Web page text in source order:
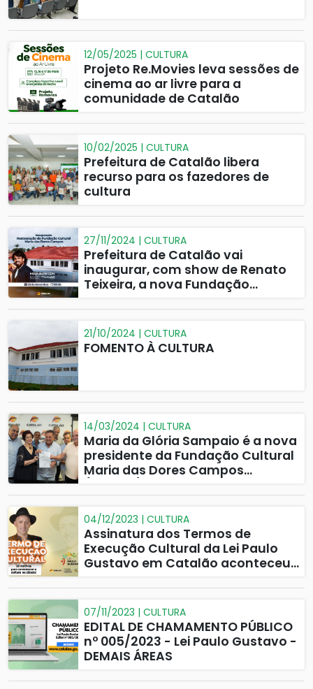
12/05/2025 | CULTURA
Projeto Re.Movies leva sessões de
cinema ao ar livre para a
comunidade de Catalão
10/02/2025 | CULTURA
Prefeitura de Catalão libera
recurso para os fazedores de
cultura
27/11/2024 | CULTURA
Prefeitura de Catalão vai
inaugurar, com show de Renato
Teixeira, a nova Fundação
21/10/2024 | CULTURA
FOMENTO À CULTURA
14/03/2024 | CULTURA
Maria da Glória Sampaio é a nova
presidente da Fundação Cultural
Maria das Dores Campos
04/12/2023 | CULTURA
Assinatura dos Termos de
Execução Cultural da Lei Paulo
Gustavo em Catalão aconteceu
07/11/2023 | CULTURA
EDITAL DE CHAMAMENTO PÚBLICO
nº 005/2023 - Lei Paulo Gustavo -
DEMAIS ÁREAS